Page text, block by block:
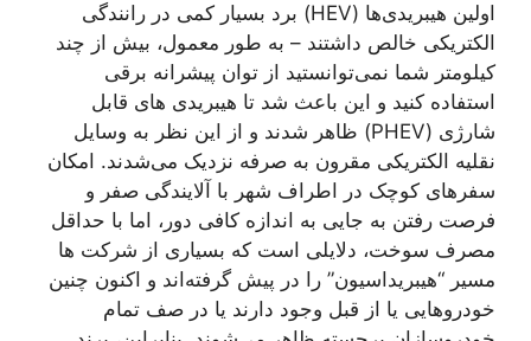
اولین هیبریدی‌ها (HEV) برد بسیار کمی در رانندگی
الکتریکی خالص داشتند – به طور معمول، بیش از چند
کیلومتر شما نمی‌توانستید از توان پیشرانه برقی
استفاده کنید و این باعث شد تا هیبریدی های قابل
شارژی (PHEV) ظاهر شدند و از این نظر به وسایل
نقلیه الکتریکی مقرون به صرفه نزدیک می‌شدند. امکان
سفرهای کوچک در اطراف شهر با آلایندگی صفر و
فرصت رفتن به جایی به اندازه کافی دور، اما با حداقل
مصرف سوخت، دلایلی است که بسیاری از شرکت ها
مسیر “هیبریداسیون” را در پیش گرفته‌اند و اکنون چنین
خودروهایی یا از قبل وجود دارند یا در صف تمام